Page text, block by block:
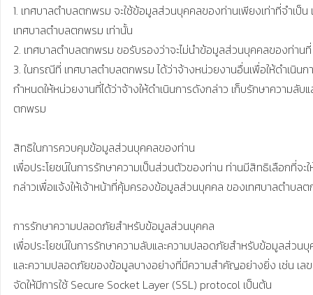
1. เทศบาลตำบลตกพรม จะใช้ข้อมูลส่วนบุคคลของท่านเพียงเท่าที่จำเ
เทศบาลตำบลตกพรม เท่านั้น
2. เทศบาลตำบลตกพรม ขอรับรองว่าจะไม่นำข้อมูลส่วนบุคคลของท่าน
3. ในกรณีที่ เทศบาลตำบลตกพรม ได้ว่าจ้างหน่วยงานอื่นเพื่อให้ดำเนิ
กำหนดให้หน่วยงานที่ได้ว่าจ้างให้ดำเนินการดังกล่าว เก็บรักษาความ
ตกพรม
สิทธิในการควบคุมข้อมูลส่วนบุคคลของท่าน
เพื่อประโยชน์ในการรักษาความเป็นส่วนตัวของท่าน ท่านมีสิทธิเลือกที่
กล่าวเพื่อแจ้งให้เจ้าหน้าที่คุ้มครองข้อมูลส่วนบุคคล ของเทศบาลตำบล
การรักษาความปลอดภัยสำหรับข้อมูลส่วนบุคคล
เพื่อประโยชน์ในการรักษาความลับและความปลอดภัยสำหรับข้อมูลส่ว
และความปลอดภัยของข้อมูลบางอย่างที่มีความสำคัญอย่างยิ่ง เช่น เ
จัดให้มีการใช้ Secure Socket Layer (SSL) protocol เป็นต้น